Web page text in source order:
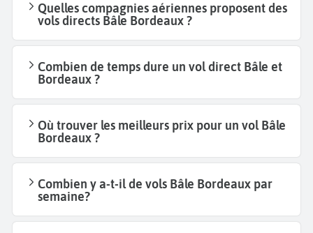
Quelles compagnies aériennes proposent des
vols directs Bâle Bordeaux ?
Combien de temps dure un vol direct Bâle et
Bordeaux ?
Où trouver les meilleurs prix pour un vol Bâle
Bordeaux ?
Combien y a-t-il de vols Bâle Bordeaux par
semaine?